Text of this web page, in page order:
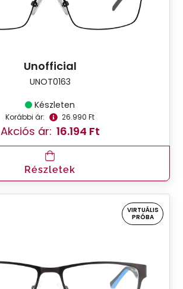
Unofficial
UNOT0163
Készleten
Korábbi ár: 26.990 Ft
Akciós ár: 16.194 Ft
Részletek
VIRTUÁLIS
PRÓBA